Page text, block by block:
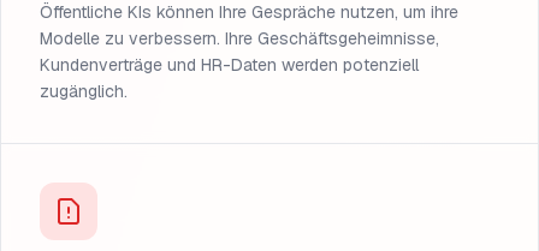
Öffentliche KIs können Ihre Gespräche nutzen, um ihre
Modelle zu verbessern. Ihre Geschäftsgeheimnisse,
Kundenverträge und HR-Daten werden potenziell
zugänglich.